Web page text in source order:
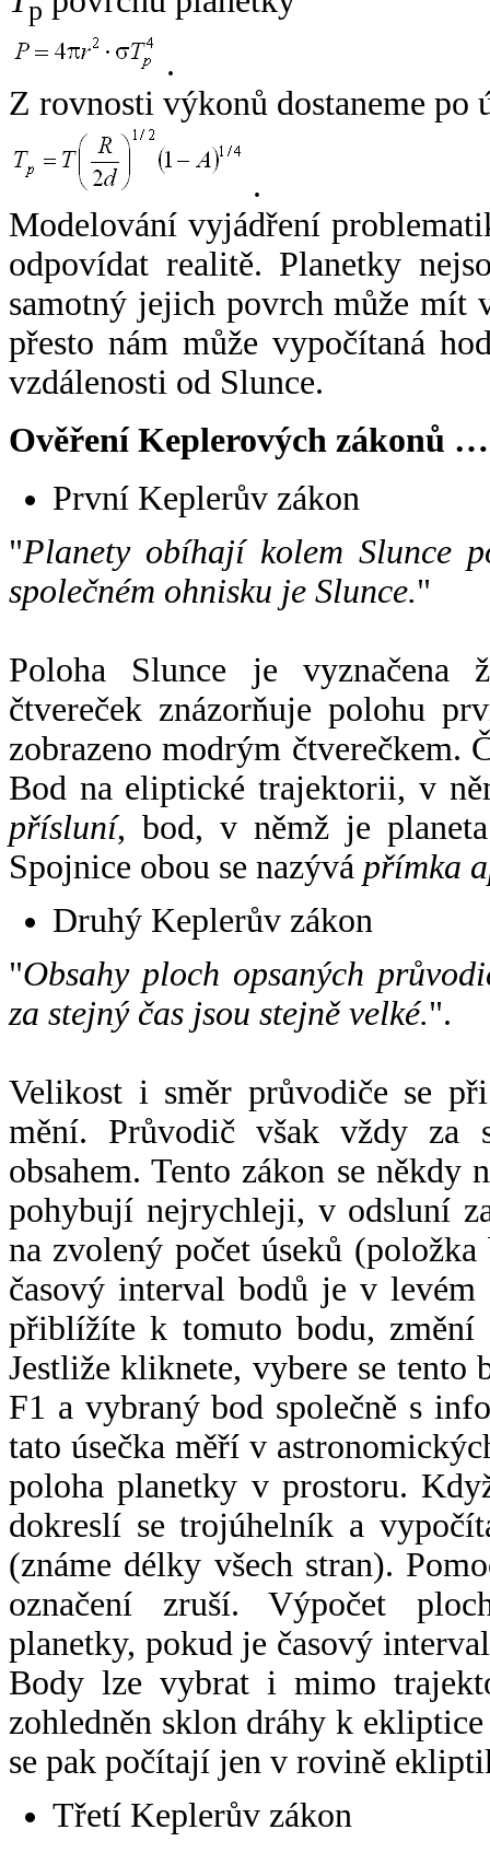
p
.
Z rovnosti výkonů dostaneme po
.
Modelování vyjádření
odpovídat realitě. Planetky
samotný jejich povrch může mít
přesto nám může vypočítaná
vzdálenosti od Slunce.
Ověření Keplerových zákonů …
První Keplerův zákon
"Planety obíhají kolem Slunce
společném ohnisku je Slunce."
Poloha Slunce je vyznačena
čtvereček znázorňuje polohu
zobrazeno modrým čtverečkem.
Bod na eliptické trajektorii, v
přísluní, bod, v němž je
Spojnice obou se nazývá přímka
Druhý Keplerův zákon
"Obsahy ploch opsaných
za stejný čas jsou stejně velké.".
Velikost i směr průvodiče se
mění. Průvodič však vždy za
obsahem. Tento zákon se někdy
pohybují nejrychleji, v odsluní
na zvolený počet úseků
časový interval bodů je v
přiblížíte k tomuto bodu,
Jestliže kliknete, vybere se tento
F1 a vybraný bod společně s
tato úsečka měří v
poloha planetky v prostoru.
dokreslí se trojúhelník a
(známe délky všech stran).
označení zruší. Výpočet
planetky, pokud je časový
Body lze vybrat i mimo
zohledněn sklon dráhy k
se pak počítají jen v rovině
Třetí Keplerův zákon